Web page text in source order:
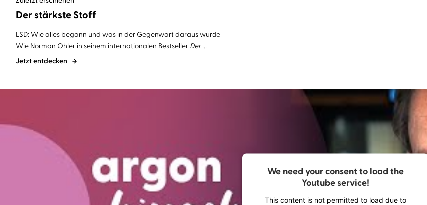
Der stärkste Stoff
LSD: Wie alles begann und was in der Gegenwart daraus wurde
Wie Norman Ohler in seinem internationalen Bestseller Der ...
Jetzt entdecken
We need your consent to load the
Youtube service!
This content is not permitted to load due to